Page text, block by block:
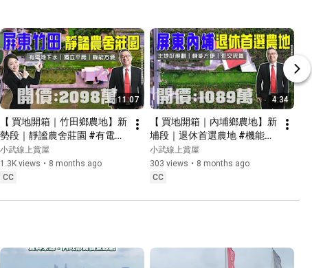
11:07
【 買地開箱｜竹田鄉農地】新
勢段｜靜謐農舍莊園 #有電地
下水 #獨立平房 #屏東義大醫
院｜開價２０９８萬｜有電地
下水｜農地方正好規劃｜近竹
宮｜屏東義大醫院．麟洛交流
小武線上賞屋
1.3K views • 8 months ago
CC
4:34
【 買地開箱｜內埔鄉農地】新
埔段｜退休首選農地 #機能方
便 #內埔社皮市區 #屏東科大
｜開價１０８９萬｜有電無水
｜休閒農地好規劃｜近內埔市
東科技大學．六堆客家園區
小武線上賞屋
303 views • 8 months ago
CC